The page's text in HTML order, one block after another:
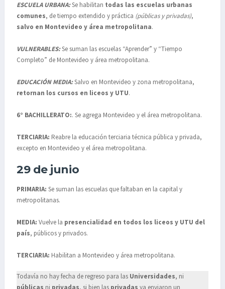
ESCUELA URBANA:Se habilitan todas las escuelas urbanas
comunes, de tiempo extendido y práctica (públicas y privadas),
salvo en Montevideo y área metropolitana.
VULNERABLES:Se suman las escuelas “Aprender” y “Tiempo
Completo” de Montevideo y área metropolitana.
EDUCACIÓN MEDIA:Salvo en Montevideo y zona metropolitana,
retornan los cursos en liceos y UTU.
6° BACHILLERATO:. Se agrega Montevideo y el área metropolitana.
TERCIARIA: Reabre la educación terciaria técnica pública y privada,
excepto en Montevideo y el área metropolitana.
29 de junio
PRIMARIA: Se suman las escuelas que faltaban en la capital y
metropolitanas.
MEDIA: Vuelve la presencialidad en todos los liceos y UTU del
país, públicos y privados.
TERCIARIA: Habilitan a Montevideo y área metropolitana.
Todavía no hay fecha de regreso para las Universidades, ni
públicas ni privadas, si bien las privadas ya enviaron un